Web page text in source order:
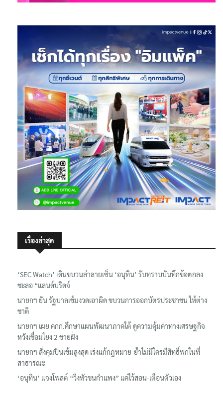
เรื่องล่าสุด
‘SEC Watch’ เดินขบวนล่าลายเซ็น ‘อนุทิน’ รับทราบบันทึกข้อตกลง
ชะลอ “แลนด์บริดจ์
นายกฯ ยัน รัฐบาลเข้มงวดเอาผิด ขบวนการออกบัตรประชาชน ให้ต่าง
ชาติ
นายกฯ เผย คกก.ศึกษาแผนพัฒนาภาคใต้ ดูความคุ้มค่าทางเศรษฐกิจ
หวังเชื่อมโยง 2 ชายฝั่ง
นายกฯ สั่งคุมปืนเข้มสูงสุด เร่งแก้กฎหมาย-ย้ำไม่มีใครมีสิทธิ์พกในที่
สาธารณะ
‘อนุทิน’ แจงโพสต์ “วิ่งหัวชนกำแพง” แค่ไว้สอน-เตือนตัวเอง